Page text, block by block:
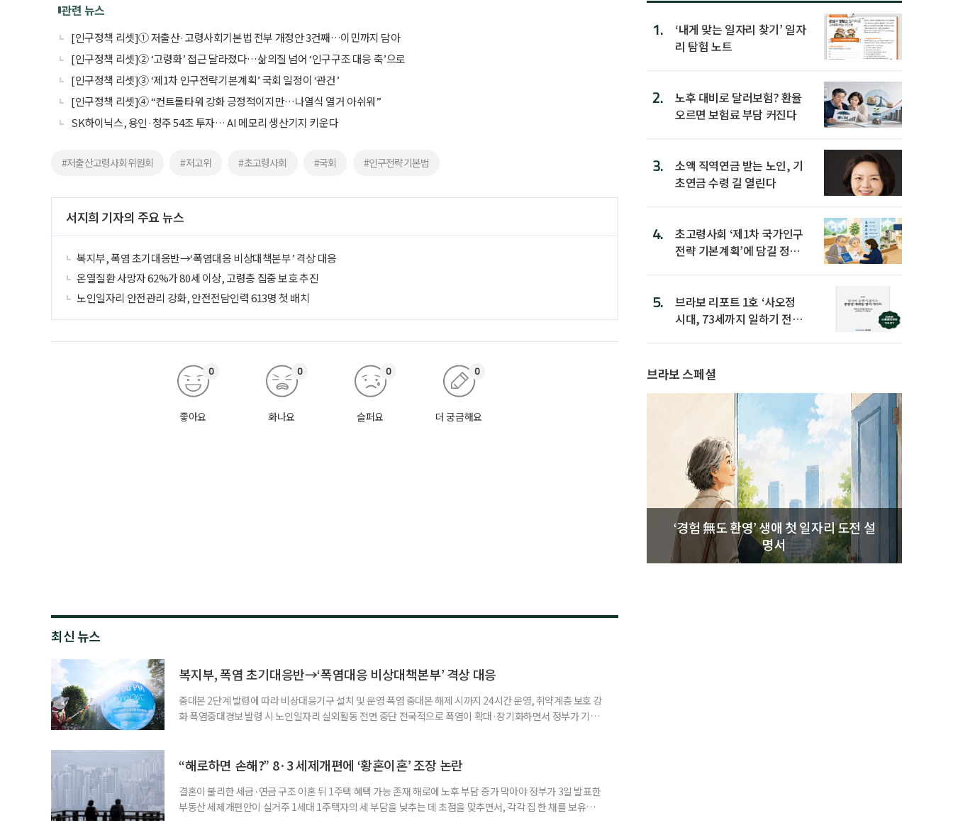
관련 뉴스
[인구정책 리셋]① 저출산·고령사회기본법 전부 개정안 3건째…이민까지 담아
[인구정책 리셋]② ‘고령화’ 접근 달라졌다…삶의질 넘어 ‘인구구조 대응 축’으로
[인구정책 리셋]③ ‘제1차 인구전략기본계획’ 국회 일정이 ‘관건’
[인구정책 리셋]④ “컨트롤타워 강화 긍정적이지만…나열식 열거 아쉬워”
SK하이닉스, 용인·청주 54조 투자… AI 메모리 생산기지 키운다
#저출산고령사회위원회 #저고위 #초고령사회 #국회 #인구전략기본법
서지희 기자의 주요 뉴스
복지부, 폭염 초기대응반→‘폭염대응 비상대책본부’ 격상 대응
온열질환 사망자 62%가 80세 이상, 고령층 집중 보호 추진
노인일자리 안전관리 강화, 안전전담인력 613명 첫 배치
좋아요
0
화나요
0
슬퍼요
0
더 궁금해요
0
최신 뉴스
복지부, 폭염 초기대응반→‘폭염대응 비상대책본부’ 격상 대응
중대본 2단계 발령에 따라 비상대응기구 설치 및 운영 폭염 중대본 해제 시까지 24시간 운영, 취약계층 보호 강
화 폭염중대경보 발령 시 노인일자리 실외활동 전면 중단 전국적으로 폭염이 확대·장기화하면서 정부가 기존
책본부(중대본) 2단계(심각)가 발령된 이후에도 폭염이 전국적으로 확대되고 장기화한 데 따른 것이다. 기존에
“해로하면 손해?” 8·3 세제개편에 ‘황혼이혼’ 조장 논란
결혼이 불리한 세금·연금 구조 이혼 뒤 1주택 혜택 가능 존재 해로에 노후 부담 증가 막아야 정부가 3일 발표한
부동산 세제개편안이 실거주 1세대 1주택자의 세 부담을 낮추는 데 초점을 맞추면서, 각각 집 한 채를 보유한
1.
‘내게 맞는 일자리 찾기’ 일자
리 탐험 노트
2.
노후 대비로 달러보험? 환율
오르면 보험료 부담 커진다
3.
소액 직역연금 받는 노인, 기
초연금 수령 길 열린다
4.
초고령사회 ‘제1차 국가인구
전략 기본계획’에 담길 정책
5.
브라보 리포트 1호 ‘사오정
시대, 73세까지 일하기 전략’
브라보 스페셜
‘경험 無도 환영’ 생애 첫 일자리 도전 설
명서